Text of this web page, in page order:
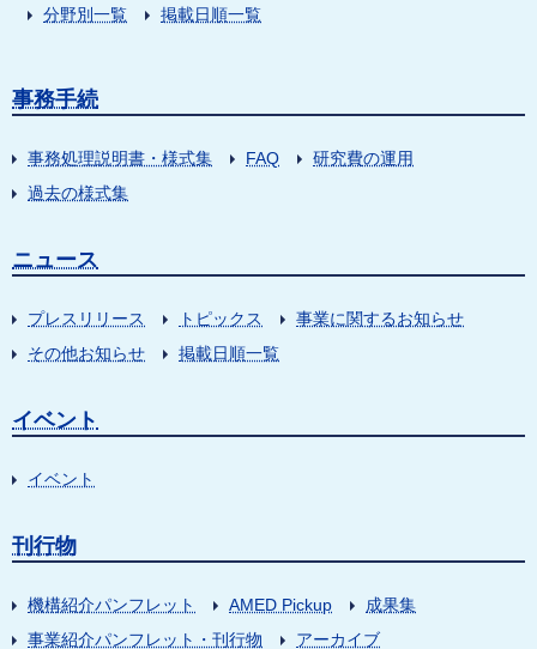
分野別一覧
掲載日順一覧
事務手続
事務処理説明書・様式集 FAQ
研究費の運用
過去の様式集
ニュース
プレスリリース トピックス
事業に関するお知らせ
その他お知らせ
掲載日順一覧
イベント
イベント
刊行物
機構紹介パンフレット AMED Pickup
成果集
事業紹介パンフレット・刊行物
アーカイブ